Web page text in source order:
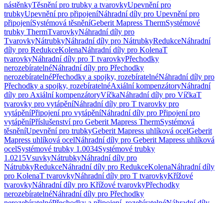
nástěnkyTěsnění pro trubky a tvarovkyUpevnění pro
trubkyUpevnění pro připojeníNáhradní díly pro Upevnění pro
připojeníSystémová těsněníGeberit Mapress ThermSystémové
trubky ThermTvarovkyNáhradní díly pro
TvarovkyNátrubkyNáhradní díly pro NátrubkyRedukceNáhradní
díly pro RedukceKolenaNáhradní díly pro KolenaT
tvarovkyNáhradní díly pro T tvarovkyPřechodky
nerozebíratelnéNáhradní díly pro Přechodky
nerozebíratelnéPřechodky a spojky, rozebíratelnéNáhradní díly pro
Přechodky a spojky, rozebíratelnéAxiální kompenzátoryNáhradní
díly pro Axiální kompenzátoryVíčkaNáhradní díly pro VíčkaT
tvarovky pro vytápěníNáhradní díly pro T tvarovky pro
vytápěníPřipojení pro vytápěníNáhradní díly pro Připojení pro
vytápěníPříslušenství pro Geberit Mapress ThermSystémová
těsněníUpevnění pro trubkyGeberit Mapress uhlíková ocelGeberit
Mapress uhlíková ocelNáhradní díly pro Geberit Mapress uhlíková
ocelSystémové trubky 1.0034Systémové trubky
1.0215VsuvkyNátrubkyNáhradní díly pro
NátrubkyRedukceNáhradní díly pro RedukceKolenaNáhradní díly
pro KolenaT tvarovkyNáhradní díly pro T tvarovkyKřížové
tvarovkyNáhradní díly pro Křížové tvarovkyPřechodky
nerozebíratelnéNáhradní díly pro Přechodky